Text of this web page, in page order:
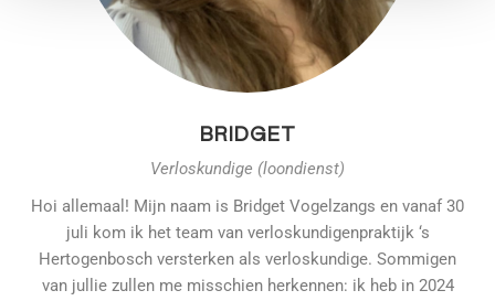
BRIDGET
Verloskundige (loondienst)
Hoi allemaal! Mijn naam is Bridget Vogelzangs en vanaf 30
juli kom ik het team van verloskundigenpraktijk ‘s
Hertogenbosch versterken als verloskundige. Sommigen
van jullie zullen me misschien herkennen: ik heb in 2024